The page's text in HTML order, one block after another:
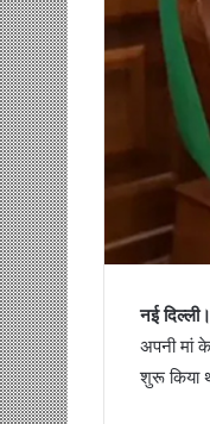
नई दिल्ली।
अपनी मां
शुरू किया